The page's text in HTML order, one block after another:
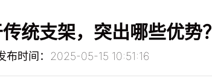
统支架，突出哪些优势？
时间：2025-05-15 10:51:16